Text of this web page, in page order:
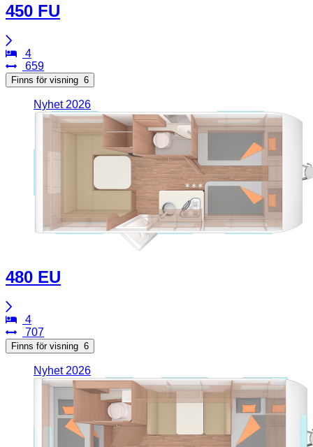
450 FU
4
659
Finns för visning 6
Nyhet 2026
480 EU
4
707
Finns för visning 6
Nyhet 2026